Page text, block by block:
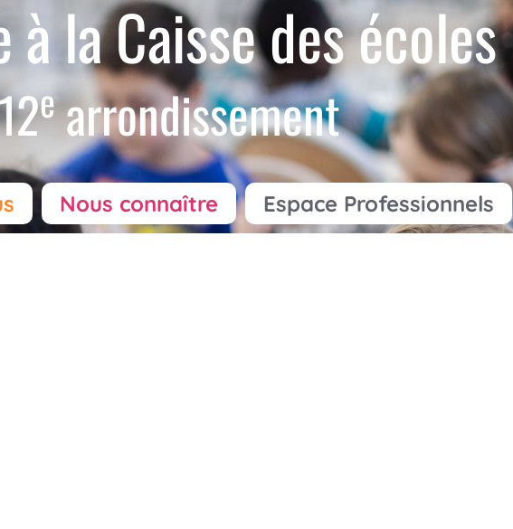
à la Caisse des écoles
earrondissement
Nous connaître Espace Professionnels